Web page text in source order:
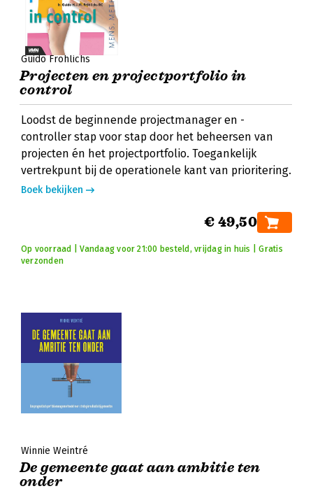
Guido Frohlichs
Projecten en projectportfolio in
control
Loodst de beginnende projectmanager en -
controller stap voor stap door het beheersen van
projecten én het projectportfolio. Toegankelijk
vertrekpunt bij de operationele kant van prioritering.
Boek bekijken
€ 49,50
Op voorraad | Vandaag voor 21:00 besteld, vrijdag in huis | Gratis
verzonden
Winnie Weintré
De gemeente gaat aan ambitie ten
onder